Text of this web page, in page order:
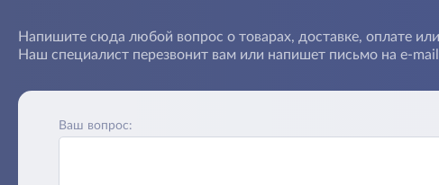
Напишите сюда любой вопрос о товарах, доставке, оплате
Наш специалист перезвонит вам или напишет письмо на e-
Ваш вопрос: